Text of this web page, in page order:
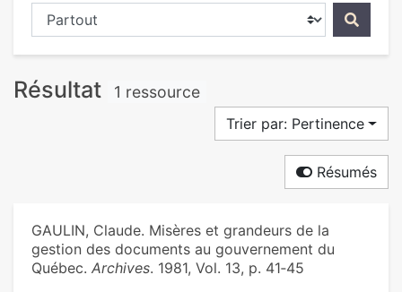
Chercher dans...
Résultat 1 ressource
Trier par: Pertinence
Résumés
GAULIN, Claude. Misères et grandeurs de la
gestion des documents au gouvernement du
Québec. Archives. 1981, Vol. 13, p. 41‑45